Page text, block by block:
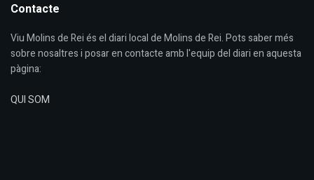
Contacte
Viu Molins de Rei és el diari local de Molins de Rei. Pots saber més
sobre nosaltres i posar en contacte amb l'equip del diari en aquesta
pàgina:
QUI SOM